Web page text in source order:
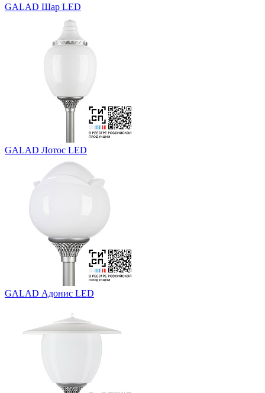
GALAD Шар LED
GALAD Лотос LED
GALAD Адонис LED